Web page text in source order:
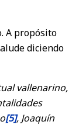
A propósito
diciendo
vallenarino,
[5], Joaquín